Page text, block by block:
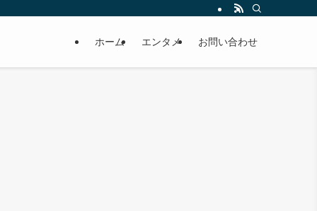
ホーム エンタメ お問い合わせ